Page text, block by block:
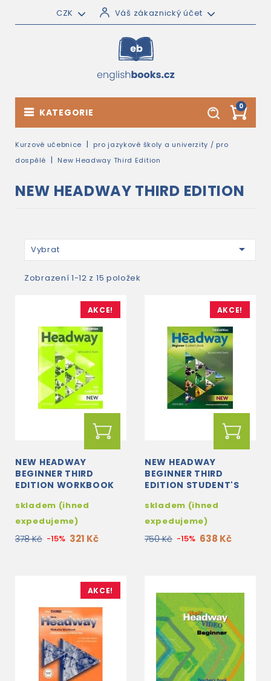
CZK Váš zákaznický účet
0
KATEGORIE
Kurzové učebnice
pro jazykové školy a univerzity / pro
dospělé
New Headway Third Edition
NEW HEADWAY THIRD EDITION
Vybrat 
Zobrazení 1-12 z 15 položek
AKCE!
NEW HEADWAY
BEGINNER THIRD
EDITION WORKBOOK
WORKBOOK CD
skladem (ihned
expedujeme)
378 Kč -15% 321 Kč
AKCE!
NEW HEADWAY
BEGINNER THIRD
EDITION STUDENT'S
skladem (ihned
expedujeme)
750 Kč -15% 638 Kč
AKCE!